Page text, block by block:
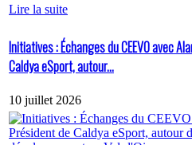
Lire la suite
Initiatives : Échanges du CEEVO avec
Caldya eSport, autour...
10 juillet 2026